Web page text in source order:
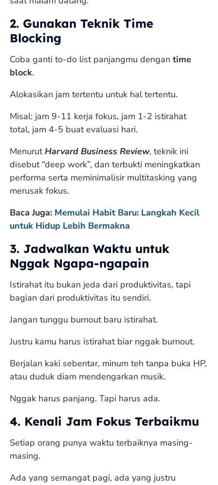
2. Gunakan Teknik Time
Blocking
Coba ganti to-do list panjangmu dengan time
block.
Alokasikan jam tertentu untuk hal tertentu.
Misal: jam 9-11 kerja fokus, jam 1-2 istirahat
total, jam 4-5 buat evaluasi hari.
MenurutHarvard Business Review, teknik ini
disebut “deep work”, dan terbukti meningkatkan
performa serta meminimalisir multitasking yang
merusak fokus.
Baca Juga: Memulai Habit Baru: Langkah Kecil
untuk Hidup Lebih Bermakna
3. Jadwalkan Waktu untuk
Nggak Ngapa-ngapain
Istirahat itu bukan jeda dari produktivitas, tapi
bagian dari produktivitas itu sendiri.
Jangan tunggu burnout baru istirahat.
Justru kamu harus istirahat biar nggak burnout.
Berjalan kaki sebentar, minum teh tanpa buka HP,
atau duduk diam mendengarkan musik.
Nggak harus panjang. Tapi harus ada.
4. Kenali Jam Fokus Terbaikmu
Setiap orang punya waktu terbaiknya masing-
masing.
Ada yang semangat pagi, ada yang justru